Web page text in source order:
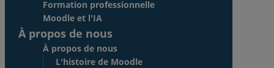
Formation professionnelle
Moodle et l'IA
À propos de nous
À propos de nous
L'histoire de Moodle